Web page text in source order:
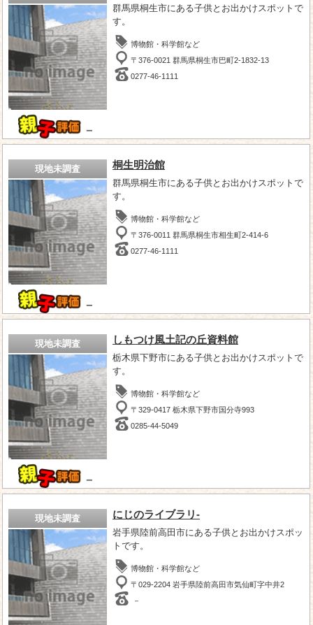
－
群馬県桐生市にある子供とお出かけスポットで
す。
博物館・科学館など
〒376-0021 群馬県桐生市巴町2-1832-13
0277-46-1111
現地未調査
－
桐生明治館
群馬県桐生市にある子供とお出かけスポットで
す。
博物館・科学館など
〒376-0011 群馬県桐生市相生町2-414-6
0277-46-1111
現地未調査
－
しもつけ風土記の丘資料館
栃木県下野市にある子供とお出かけスポットで
す。
博物館・科学館など
〒329-0417 栃木県下野市国分寺993
0285-44-5049
現地未調査 にじのライブラリ-
岩手県陸前高田市にある子供とお出かけスポッ
トです。
博物館・科学館など
〒029-2204 岩手県陸前高田市気仙町字中井2
－